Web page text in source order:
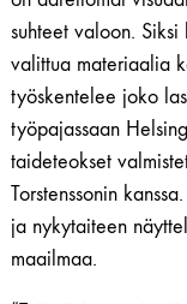
suhteet valoon.
valittua materiaalia
työskentelee joko
työpajassaan
taideteokset
Torstenssonin
ja nykytaiteen
maailmaa.